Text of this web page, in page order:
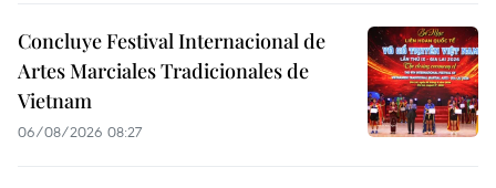
Concluye Festival Internacional de
Artes Marciales Tradicionales de
Vietnam
06/08/2026 08:27